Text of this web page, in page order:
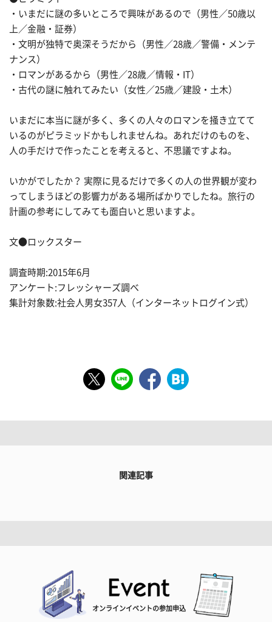
・いまだに謎の多いところで興味があるので（男性／50歳以
上／金融・証券）
・文明が独特で奥深そうだから（男性／28歳／警備・メンテ
ナンス）
・ロマンがあるから（男性／28歳／情報・IT）
・古代の謎に触れてみたい（女性／25歳／建設・土木）
いまだに本当に謎が多く、多くの人々のロマンを掻き立てて
いるのがピラミッドかもしれませんね。あれだけのものを、
人の手だけで作ったことを考えると、不思議ですよね。
いかがでしたか？ 実際に見るだけで多くの人の世界観が変わ
ってしまうほどの影響力がある場所ばかりでしたね。旅行の
計画の参考にしてみても面白いと思いますよ。
文●ロックスター
調査時期:2015年6月
アンケート:フレッシャーズ調べ
集計対象数:社会人男女357人（インターネットログイン式）
関連記事
オンラインイベントの参加申込